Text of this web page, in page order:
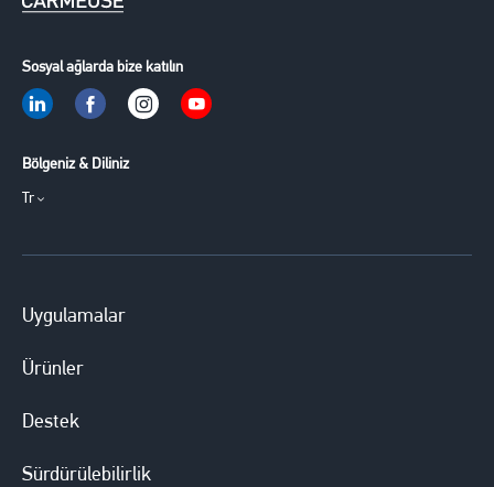
Sosyal ağlarda bize katılın
Bölgeniz & Diliniz
Tr
Uygulamalar
Ürünler
Destek
Sürdürülebilirlik